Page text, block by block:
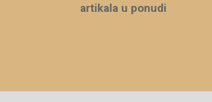
artikala u ponudi